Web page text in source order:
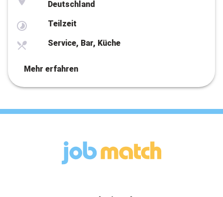
Deutschland
Teilzeit
Service, Bar, Küche
Mehr erfahren